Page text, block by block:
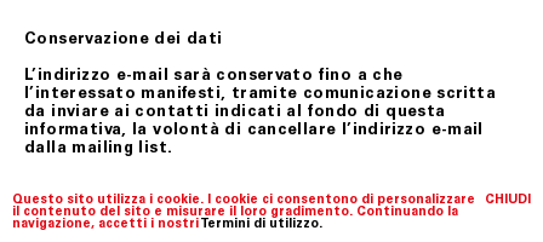
Questo sito utilizza i cookie. I cookie ci consentono di personalizzare
il contenuto del sito e misurare il loro gradimento. Continuando la
navigazione, accetti i nostriTermini di utilizzo.
CHIUDI
Conservazione dei dati
L’indirizzo e-mail sarà conservato fino a che
l’interessato manifesti, tramite comunicazione scritta
da inviare ai contatti indicati al fondo di questa
informativa, la volontà di cancellare l’indirizzo e-mail
dalla mailing list.
Destinatari